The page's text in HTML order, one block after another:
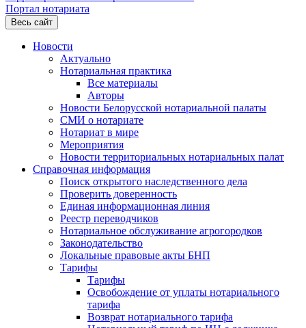
Портал нотариата
Весь сайт
Новости
Актуально
Нотариальная практика
Все материалы
Авторы
Новости Белорусской нотариальной палаты
СМИ о нотариате
Нотариат в мире
Мероприятия
Новости территориальных нотариальных палат
Справочная информация
Поиск открытого наследственного дела
Проверить доверенность
Единая информационная линия
Реестр переводчиков
Нотариальное обслуживание агрогородков
Законодательство
Локальные правовые акты БНП
Тарифы
Тарифы
Освобождение от уплаты нотариального
тарифа
Возврат нотариального тарифа